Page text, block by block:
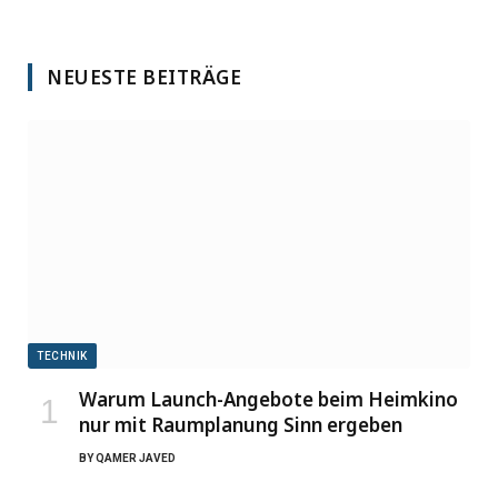
NEUESTE BEITRÄGE
TECHNIK
Warum Launch-Angebote beim Heimkino
nur mit Raumplanung Sinn ergeben
BYQAMER JAVED